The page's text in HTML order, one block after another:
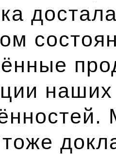
тоже